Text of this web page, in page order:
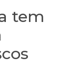
tem